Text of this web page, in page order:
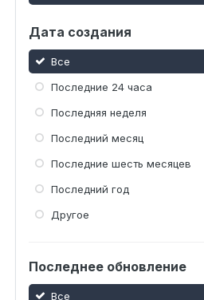
Дата создания
Все
Последние 24 часа
Последняя неделя
Последний месяц
Последние шесть месяцев
Последний год
Другое
Последнее обновление
Все